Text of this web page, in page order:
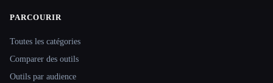
Site navigation
PARCOURIR
Toutes les catégories
Comparer des outils
Outils par audience